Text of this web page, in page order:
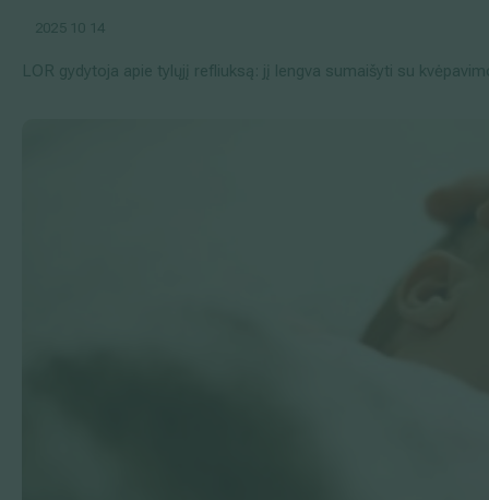
2025 10 14
LOR gydytoja apie tylųjį refliuksą: jį lengva sumaišyti su